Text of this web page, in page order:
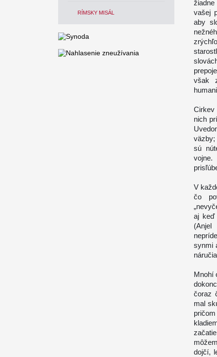
RÍMSKY MISÁL
vašej
aby
však
Cirkev
nich
sú
V
čo
aj keď
(Anjel
synmi
Mnohí
čoraz
mal
dojčí,